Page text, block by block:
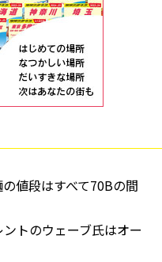
値段はすべて70Bの間
トのウェーブ氏はオー